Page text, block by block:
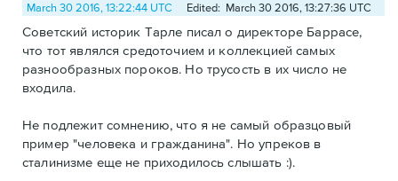
March 30 2016, 13:22:44 UTC Edited: March 30 2016, 13:27:36 UTC
Советский историк Тарле писал о директоре Баррасе,
что тот являлся средоточием и коллекцией самых
разнообразных пороков. Но трусость в их число не
входила.
Не подлежит сомнению, что я не самый образцовый
пример "человека и гражданина". Но упреков в
сталинизме еще не приходилось слышать :).